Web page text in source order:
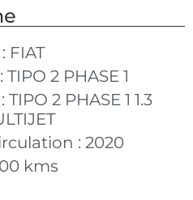
FIAT
TIPO 2 PHASE 1
TIPO 2 PHASE 1 1.3
: 2020
kms